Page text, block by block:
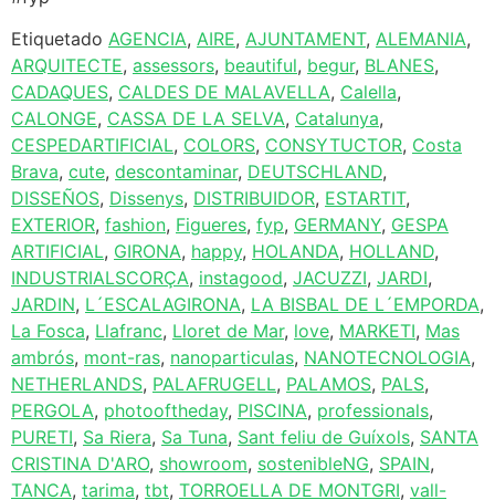
Etiquetado AGENCIA, AIRE, AJUNTAMENT, ALEMANIA,
ARQUITECTE, assessors, beautiful, begur, BLANES,
CADAQUES, CALDES DE MALAVELLA, Calella,
CALONGE, CASSA DE LA SELVA, Catalunya,
CESPEDARTIFICIAL, COLORS, CONSYTUCTOR, Costa
Brava, cute, descontaminar, DEUTSCHLAND,
DISSEÑOS, Dissenys, DISTRIBUIDOR, ESTARTIT,
EXTERIOR, fashion, Figueres, fyp, GERMANY, GESPA
ARTIFICIAL, GIRONA, happy, HOLANDA, HOLLAND,
INDUSTRIALSCORÇA, instagood, JACUZZI, JARDI,
JARDIN, L´ESCALAGIRONA, LA BISBAL DE L´EMPORDA,
La Fosca, Llafranc, Lloret de Mar, love, MARKETI, Mas
ambrós, mont-ras, nanoparticulas, NANOTECNOLOGIA,
NETHERLANDS, PALAFRUGELL, PALAMOS, PALS,
PERGOLA, photooftheday, PISCINA, professionals,
PURETI, Sa Riera, Sa Tuna, Sant feliu de Guíxols, SANTA
CRISTINA D'ARO, showroom, sostenibleNG, SPAIN,
TANCA, tarima, tbt, TORROELLA DE MONTGRI, vall-